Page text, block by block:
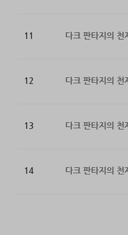
11 다크 판타지의 천
12 다크 판타지의 천
13 다크 판타지의 천
14 다크 판타지의